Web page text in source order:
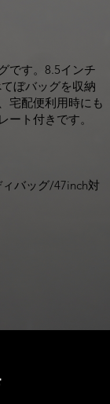
です。8.5インチ
ぼバッグを収納
宅配便利用時にも
ト付きです。
バッグ/47inch対